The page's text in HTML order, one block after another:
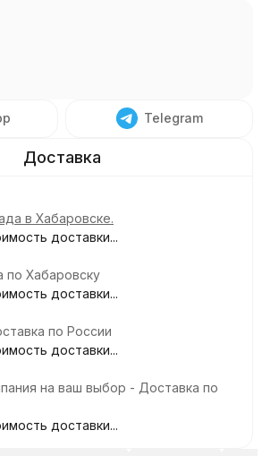
Telegram
в Хабаровске.
доставки...
по Хабаровску
доставки...
по России
доставки...
на ваш выбор - Доставка по
доставки...